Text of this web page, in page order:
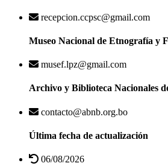
recepcion.ccpsc@gmail.com
Museo Nacional de Etnografía y
musef.lpz@gmail.com
Archivo y Biblioteca Nacionales
contacto@abnb.org.bo
Última fecha de actualización
06/08/2026